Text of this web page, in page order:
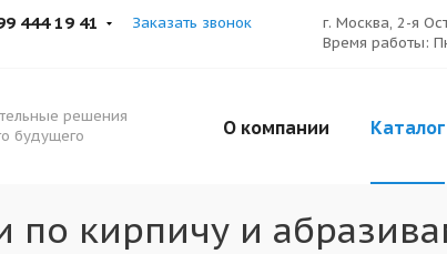
444 19 41 Заказать звонок
г. Москва, 2-я
Время работы:
решения
будущего
О компании Каталог
по кирпичу и